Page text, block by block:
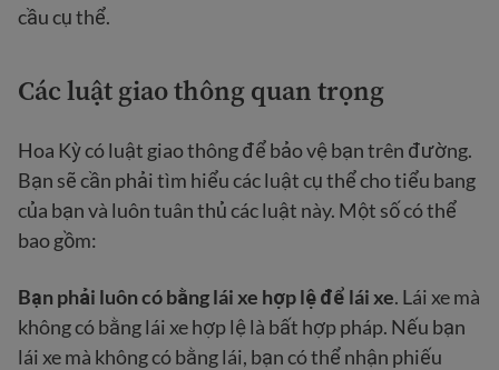
cầu cụ thể.
Các luật giao thông quan trọng
Hoa Kỳ có luật giao thông để bảo vệ bạn trên đường.
Bạn sẽ cần phải tìm hiểu các luật cụ thể cho tiểu bang
của bạn và luôn tuân thủ các luật này. Một số có thể
bao gồm:
Bạn phải luôn có bằng lái xe hợp lệ để lái xe. Lái xe mà
không có bằng lái xe hợp lệ là bất hợp pháp. Nếu bạn
lái xe mà không có bằng lái, bạn có thể nhận phiếu